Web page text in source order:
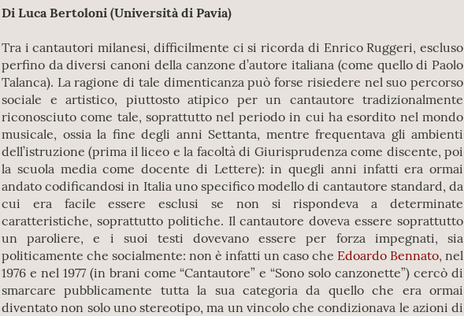
Di Luca Bertoloni (Università di Pavia)
Tra i cantautori milanesi, difficilmente ci si ricorda di Enrico Ruggeri, escluso
perfino da diversi canoni della canzone d’autore italiana (come quello di Paolo
Talanca). La ragione di tale dimenticanza può forse risiedere nel suo percorso
sociale e artistico, piuttosto atipico per un cantautore tradizionalmente
riconosciuto come tale, soprattutto nel periodo in cui ha esordito nel mondo
musicale, ossia la fine degli anni Settanta, mentre frequentava gli ambienti
dell’istruzione (prima il liceo e la facoltà di Giurisprudenza come discente, poi
la scuola media come docente di Lettere): in quegli anni infatti era ormai
andato codificandosi in Italia uno specifico modello di cantautore standard, da
cui era facile essere esclusi se non si rispondeva a determinate
caratteristiche, soprattutto politiche. Il cantautore doveva essere soprattutto
un paroliere, e i suoi testi dovevano essere per forza impegnati, sia
politicamente che socialmente: non è infatti un caso che Edoardo Bennato, nel
1976 e nel 1977 (in brani come “Cantautore” e “Sono solo canzonette”) cercò di
smarcare pubblicamente tutta la sua categoria da quello che era ormai
diventato non solo uno stereotipo, ma un vincolo che condizionava le azioni di